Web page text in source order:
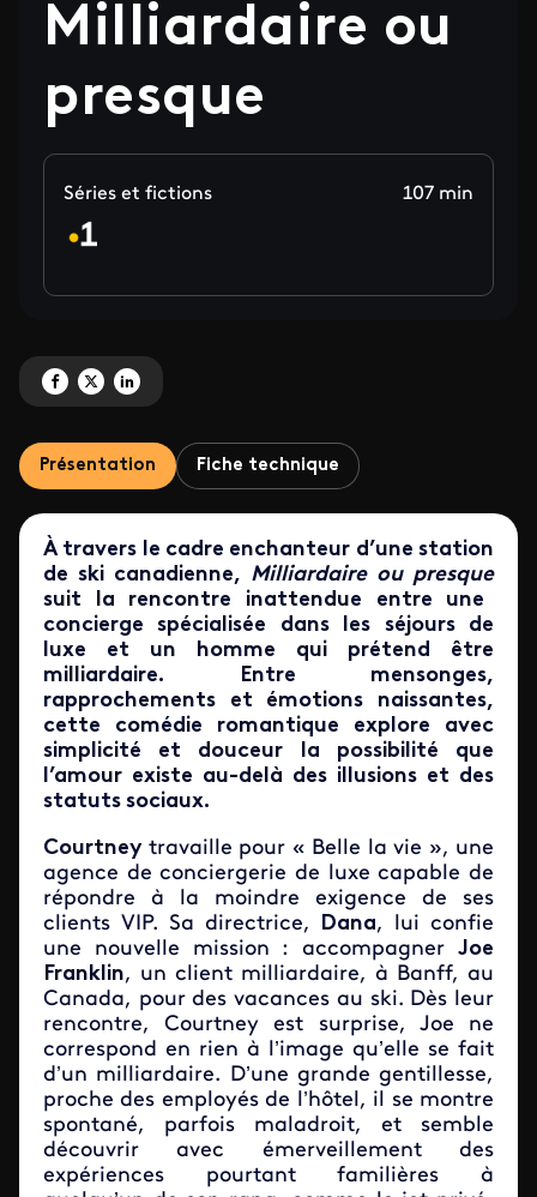
Milliardaire ou
presque
Séries et fictions 107 min
Partagez 'Milliardaire ou presque' sur Facebook
Partagez 'Milliardaire ou presque' sur X
Partagez 'Milliardaire ou presque' sur LinkedIn
Présentation Fiche technique
À travers le cadre enchanteur d’une station
de ski canadienne, Milliardaire ou presque
suit la rencontre inattendue entre une
concierge spécialisée dans les séjours de
luxe et un homme qui prétend être
milliardaire. Entre mensonges,
rapprochements et émotions naissantes,
cette comédie romantique explore avec
simplicité et douceur la possibilité que
l’amour existe au-delà des illusions et des
statuts sociaux.
Courtneytravaille pour « Belle la vie », une
agence de conciergerie de luxe capable de
répondre à la moindre exigence de ses
clients VIP. Sa directrice, Dana, lui confie
une nouvelle mission : accompagner Joe
Franklin, un client milliardaire, à Banff, au
Canada, pour des vacances au ski. Dès leur
rencontre, Courtney est surprise, Joe ne
correspond en rien à l’image qu’elle se fait
d’un milliardaire. D’une grande gentillesse,
proche des employés de l’hôtel, il se montre
spontané, parfois maladroit, et semble
découvrir avec émerveillement des
expériences pourtant familières à